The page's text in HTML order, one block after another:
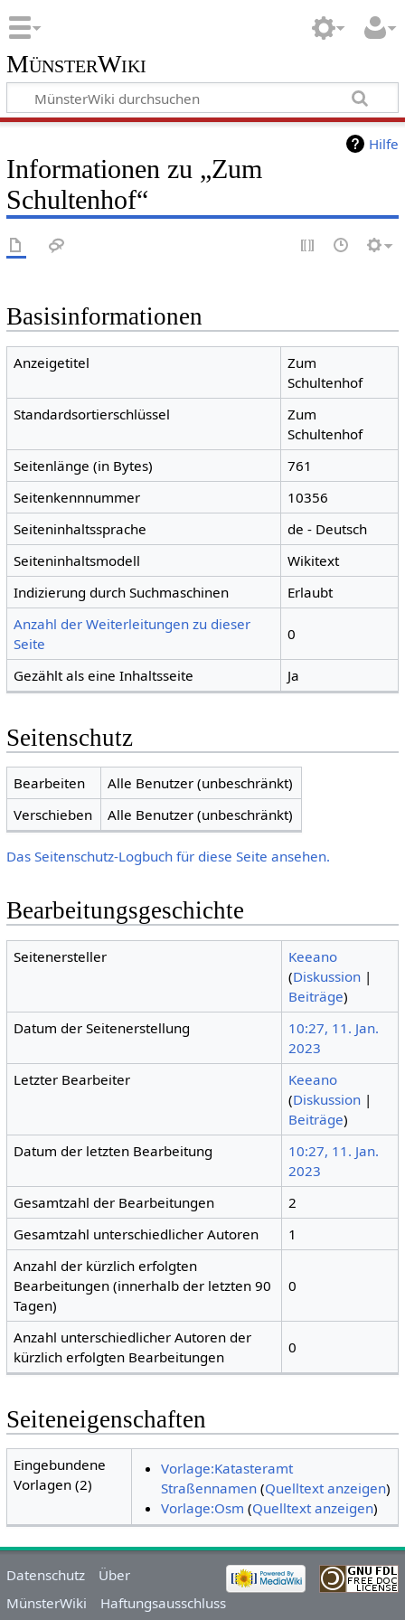
MünsterWiki
Hilfe
Informationen zu „Zum
Schultenhof“
Basisinformationen
Anzeigetitel
Zum
Schultenhof
Standardsortierschlüssel
Zum
Schultenhof
Seitenlänge (in Bytes)
761
Seitenkennnummer
10356
Seiteninhaltssprache
de - Deutsch
Seiteninhaltsmodell
Wikitext
Indizierung durch Suchmaschinen
Erlaubt
Anzahl der Weiterleitungen zu dieser
Seite
0
Gezählt als eine Inhaltsseite Ja
Seitenschutz
Bearbeiten
Alle Benutzer (unbeschränkt)
Verschieben
Alle Benutzer (unbeschränkt)
Das Seitenschutz-Logbuch für diese Seite ansehen.
Bearbeitungsgeschichte
Seitenersteller
Keeano
(Diskussion |
Beiträge)
Datum der Seitenerstellung
10:27, 11. Jan.
2023
Letzter Bearbeiter
Keeano
(Diskussion |
Beiträge)
Datum der letzten Bearbeitung
10:27, 11. Jan.
2023
Gesamtzahl der Bearbeitungen
2
Gesamtzahl unterschiedlicher Autoren
1
Anzahl der kürzlich erfolgten
Bearbeitungen (innerhalb der letzten 90
Tagen)
0
Anzahl unterschiedlicher Autoren der
kürzlich erfolgten Bearbeitungen
0
Seiteneigenschaften
Eingebundene
Vorlagen (2)
Vorlage:Katasteramt
Straßennamen(Quelltext anzeigen)
Vorlage:Osm (Quelltext anzeigen)
Datenschutz
Über
MünsterWiki
Haftungsausschluss